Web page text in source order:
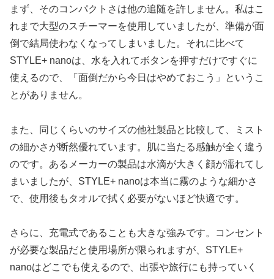
まず、そのコンパクトさは他の追随を許しません。私はこ
れまで大型のスチーマーを使用していましたが、準備が面
倒で結局使わなくなってしまいました。それに比べて
STYLE+ nanoは、水を入れてボタンを押すだけですぐに
使えるので、「面倒だから今日はやめておこう」というこ
とがありません。
また、同じくらいのサイズの他社製品と比較して、ミスト
の細かさが断然優れています。肌に当たる感触が全く違う
のです。あるメーカーの製品は水滴が大きく顔が濡れてし
まいましたが、STYLE+ nanoは本当に霧のような細かさ
で、使用後もタオルで拭く必要がないほど快適です。
さらに、充電式であることも大きな強みです。コンセント
が必要な製品だと使用場所が限られますが、STYLE+
nanoはどこでも使えるので、出張や旅行にも持っていく